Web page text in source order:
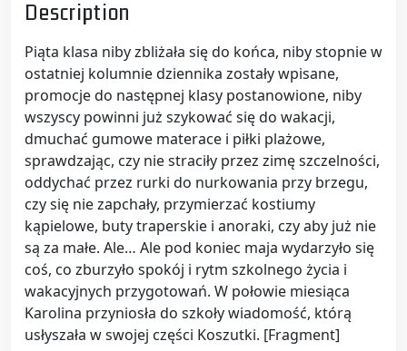
Description
Piąta klasa niby zbliżała się do końca, niby stopnie w
ostatniej kolumnie dziennika zostały wpisane,
promocje do następnej klasy postanowione, niby
wszyscy powinni już szykować się do wakacji,
dmuchać gumowe materace i piłki plażowe,
sprawdzając, czy nie straciły przez zimę szczelności,
oddychać przez rurki do nurkowania przy brzegu,
czy się nie zapchały, przymierzać kostiumy
kąpielowe, buty traperskie i anoraki, czy aby już nie
są za małe. Ale… Ale pod koniec maja wydarzyło się
coś, co zburzyło spokój i rytm szkolnego życia i
wakacyjnych przygotowań. W połowie miesiąca
Karolina przyniosła do szkoły wiadomość, którą
usłyszała w swojej części Koszutki. [Fragment]